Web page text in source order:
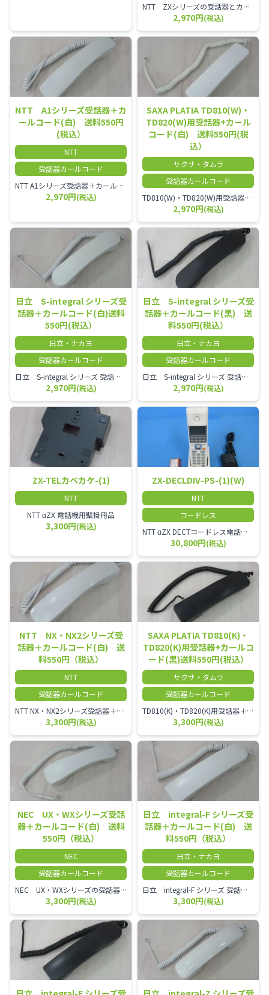
NTT ZXシリーズの受話器とカールコードセット／本商品は中古品となります。 写真では分かりにくいキズ・汚れなどの使用感があります。 経年変化で日焼けの色味が強くなる場合がございます。 予めご理解・ご了承頂きますようお願いいたします。
2,970円(税込)
NTT A1シリーズ受話器＋カ
ールコード(白) 送料550円
(税込）
NTT
受話器カールコード
NTT A1シリーズ受話器＋カールコード セット／本商品は中古品となります。 写真では分かりにくいキズ・汚れなどの使用感があります。 経年変化で日焼けの色味が強くなる場合がございます。 予めご理解・ご了承頂きますようお願いいたします。
2,970円(税込)
SAXA PLATIA TD810(W)・
TD820(W)用受話器+カール
コード(白) 送料550円(税
込）
サクサ・タムラ
受話器カールコード
TD810(W)・TD820(W)用受話器＋カールコード セット／本商品は中古品となります。 写真では分かりにくいキズ・汚れなどの使用感があります。 予めご理解・ご了承頂きますようお願いいたします。
2,970円(税込)
日立 S-integral シリーズ受
話器＋カールコード(白)送料
550円(税込）
日立・ナカヨ
受話器カールコード
日立 S-integral シリーズ 受話器＋カールコード セット（白）／本商品は中古品となります。 写真では分かりにくいキズ・汚れなどの使用感があります。 経年変化で日焼けの色味が強くなる場合がございます。 予めご理解・ご了承頂きますようお願いいたします。
2,970円(税込)
日立 S-integral シリーズ受
話器＋カールコード(黒) 送
料550円(税込）
日立・ナカヨ
受話器カールコード
日立 S-integral シリーズ 受話器＋カールコード セット（黒）／本商品は中古品となります。 写真では分かりにくいキズ・汚れなどの使用感があります。 経年変化で日焼けの色味が強くなる場合がございます。 予めご理解・ご了承頂きますようお願いいたします。
2,970円(税込)
ZX-TELカベカケ-(1)
NTT
NTT αZX 電話機用壁掛用品
3,300円(税込)
ZX-DECLDIV-PS-(1)(W)
NTT
コードレス
NTT αZX DECTコードレス電話機(ダイバーシティ方式)
30,800円(税込)
NTT NX・NX2シリーズ受
話器＋カールコード(白) 送
料550円（税込）
NTT
受話器カールコード
NTT NX・NX2シリーズ受話器＋カールコード
3,300円(税込)
SAXA PLATIA TD810(K)・
TD820(K)用受話器+カールコ
ード(黒)送料550円(税込）
サクサ・タムラ
受話器カールコード
TD810(K)・TD820(K)用受話器＋カールコード セット／本商品は中古品となります。 写真では分かりにくいキズ・汚れなどの使用感があります。 予めご理解・ご了承頂きますようお願いいたします。
3,300円(税込)
NEC UX・WXシリーズ受話
器＋カールコード(白) 送料
550円（税込）
NEC
受話器カールコード
NEC UX・WXシリーズの受話器とカールコードセット／本商品は中古品となります。 写真では分かりにくいキズ・汚れなどの使用感があります。 経年変化で日焼けの色味が強くなる場合がございます。 予めご理解・ご了承頂きますようお願いいたします。
3,300円(税込)
日立 integral-F シリーズ受
話器＋カールコード(白) 送
料550円（税込）
日立・ナカヨ
受話器カールコード
日立 integral-F シリーズ 受話器＋カールコード セット（白）／本商品は中古品となります。 写真では分かりにくいキズ・汚れなどの使用感があります。 経年変化で日焼けの色味が強くなる場合がございます。 予めご理解・ご了承頂きますようお願いいたします。
3,300円(税込)